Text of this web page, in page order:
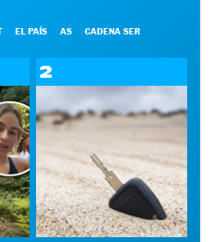
EL PAÍS AS CADENA SER
2